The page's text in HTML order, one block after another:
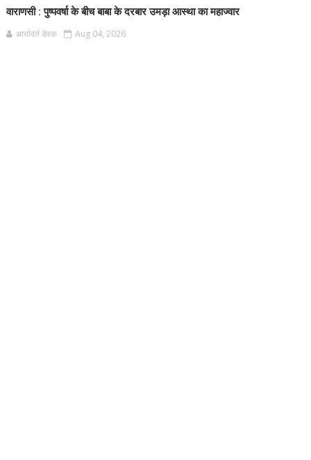
वाराणसी : पुष्पवर्षा के बीच बाबा के दरबार उमड़ा आस्था का महाज्वार
आर्यावर्त डेस्क Aug 04, 2026